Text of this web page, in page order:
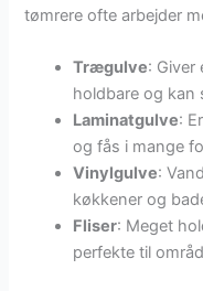
tømrere ofte arbejder
Trægulve: Giver
holdbare og kan
Laminatgulve:
og fås i mange
Vinylgulve:
køkkener og
Fliser: Meget
perfekte til